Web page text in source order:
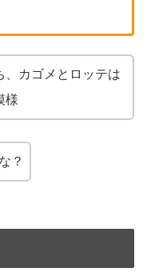
、カゴメとロッテは
様
？